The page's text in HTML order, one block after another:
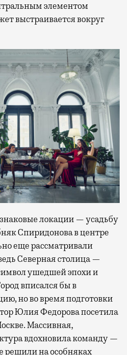
элементом
выстраивается вокруг
локации — усадьбу
Спиридонова в центре
еще рассматривали
Северная столица —
ушедшей эпохи и
вписался бы в
но во время подготовки
Юлия Федорова посетила
Массивная,
вдохновила команду —
решили на особняках